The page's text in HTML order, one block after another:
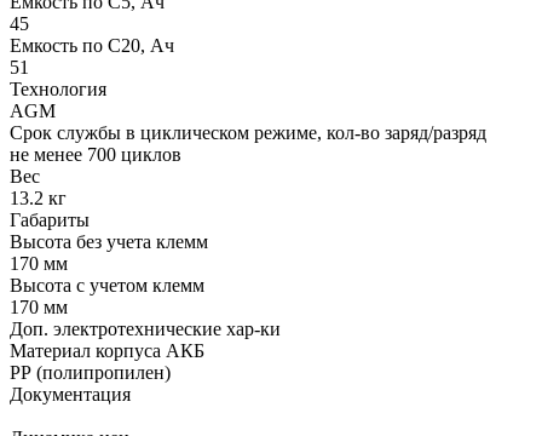
45
Емкость по С20, Ач
51
Технология
AGM
Срок службы в циклическом режиме, кол-во заряд/разряд
не менее 700 циклов
Вес
13.2 кг
Габариты
Высота без учета клемм
170 мм
Высота с учетом клемм
170 мм
Доп. электротехнические хар-ки
Материал корпуса АКБ
РР (полипропилен)
Документация